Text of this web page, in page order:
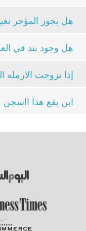
هل يجوز المؤجر
هل وجود بند في
إذا تزوجت
اين يقع هذا ااسجن